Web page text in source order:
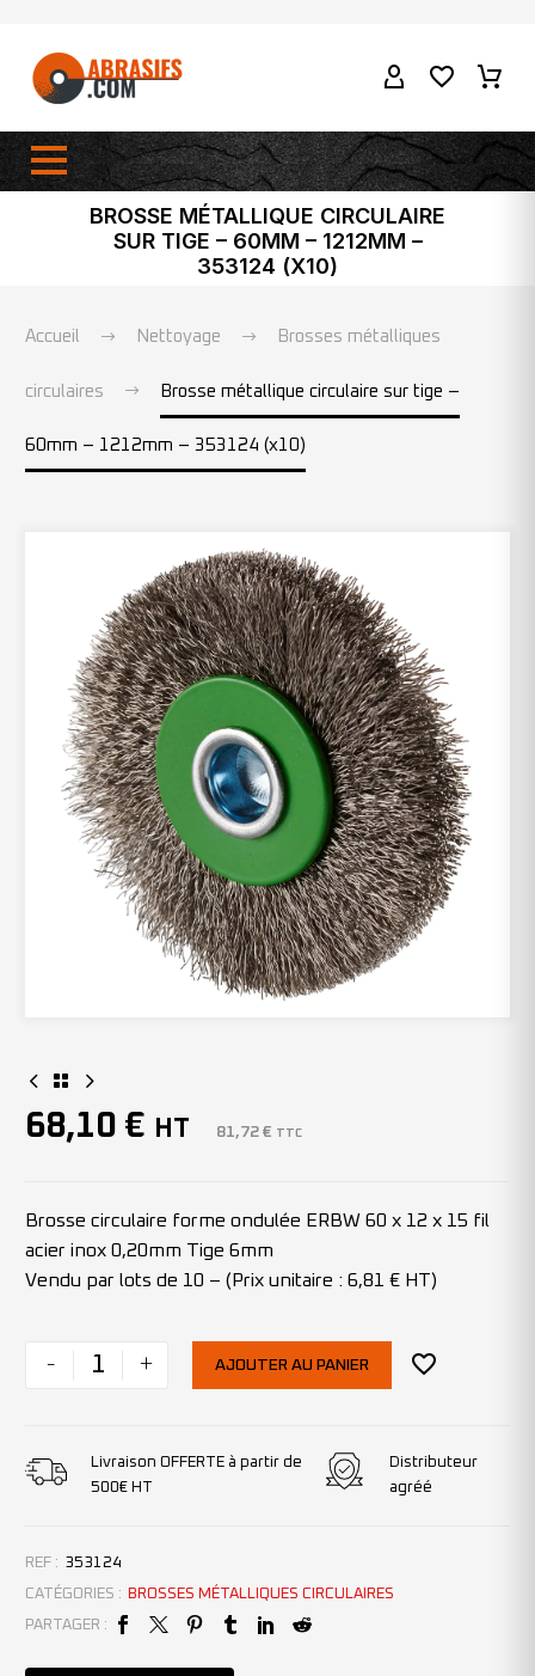
BROSSE MÉTALLIQUE CIRCULAIRE
SUR TIGE – 60MM – 1212MM –
353124 (X10)
Accueil Nettoyage Brosses métalliques
circulaires Brosse métallique circulaire sur tige –
60mm – 1212mm – 353124 (x10)
68,10 € HT 81,72 € TTC
Brosse circulaire forme ondulée ERBW 60 x 12 x 15 fil
acier inox 0,20mm Tige 6mm
Vendu par lots de 10 – (Prix unitaire : 6,81 € HT)
- + AJOUTER AU PANIER
Livraison OFFERTE à partir de
500€ HT
Distributeur
agréé
REF : 353124
CATÉGORIES :
BROSSES MÉTALLIQUES CIRCULAIRES
PARTAGER :